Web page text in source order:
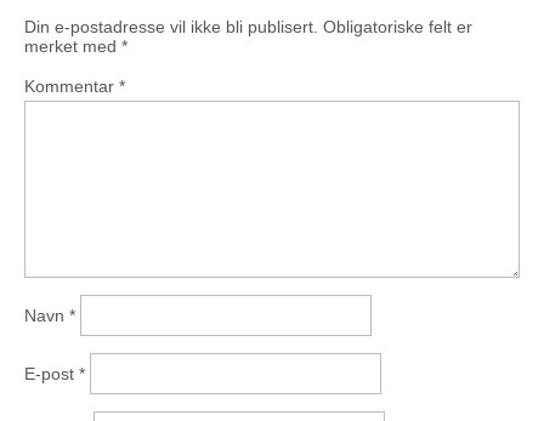
Din e-postadresse vil ikke bli publisert. Obligatoriske felt er
merket med *
Kommentar *
Navn *
E-post *